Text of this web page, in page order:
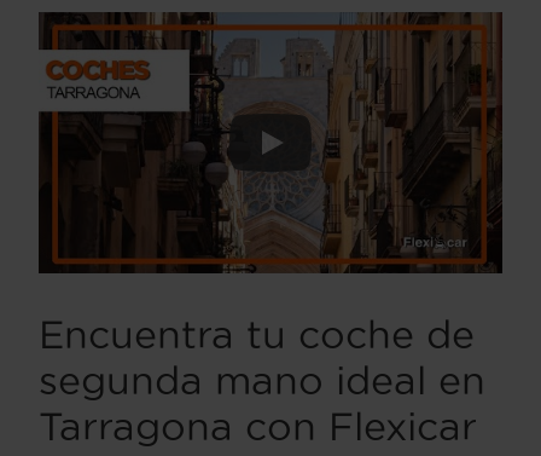
Encuentra tu coche de
segunda mano ideal en
Tarragona con Flexicar